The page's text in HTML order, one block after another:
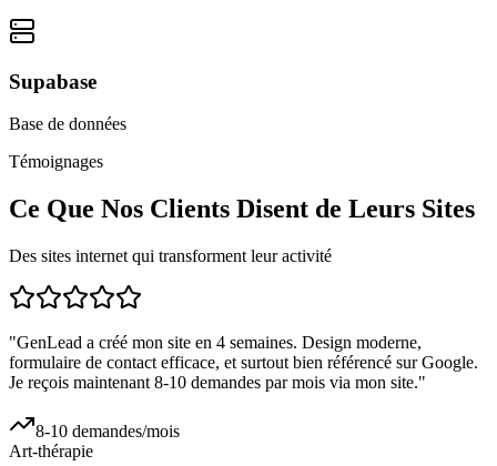
Supabase
Base de données
Témoignages
Ce Que Nos Clients Disent de Leurs Sites
Des sites internet qui transforment leur activité
"GenLead a créé mon site en 4 semaines. Design moderne,
formulaire de contact efficace, et surtout bien référencé sur Google.
Je reçois maintenant 8-10 demandes par mois via mon site."
8-10 demandes/mois
Art-thérapie